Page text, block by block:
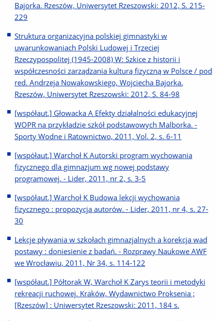
Bajorka. Rzeszów, Uniwersytet Rzeszowski: 2012, S. 215-
229
Struktura organizacyjna polskiej gimnastyki w
uwarunkowaniach Polski Ludowej i Trzeciej
Rzeczypospolitej (1945-2008) W: Szkice z historii i
współczesności zarządzania kulturą fizyczną w Polsce / pod
red. Andrzeja Nowakowskiego, Wojciecha Bajorka.
Rzeszów, Uniwersytet Rzeszowski: 2012, S. 84-98
[współaut.] Głowacka A Efekty działalności edukacyjnej
WOPR na przykładzie szkół podstawowych Malborka. -
Sporty Wodne i Ratownictwo, 2011, Vol. 2, s. 6-11
[współaut.] Warchoł K Autorski program wychowania
fizycznego dla gimnazjum wg nowej podstawy
programowej. - Lider, 2011, nr 2, s. 3-5
[współaut.] Warchoł K Budowa lekcji wychowania
fizycznego : propozycja autorów. - Lider, 2011, nr 4, s. 27-
30
Lekcje pływania w szkołach gimnazjalnych a korekcja wad
postawy : doniesienie z badań. - Rozprawy Naukowe AWF
we Wrocławiu, 2011, Nr 34, s. 114-122
[współaut.] Półtorak W, Warchoł K Zarys teorii i metodyki
rekreacji ruchowej. Kraków, Wydawnictwo Proksenia ;
[Rzeszów] : Uniwersytet Rzeszowski: 2011, 184 s.